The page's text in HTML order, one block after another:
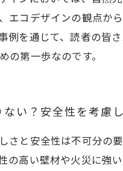
エコデザインの観点か
例を通じて、読者の皆
の第一歩なのです。
い？安全性を考慮
さと安全性は不可分の
の高い壁材や火災に強